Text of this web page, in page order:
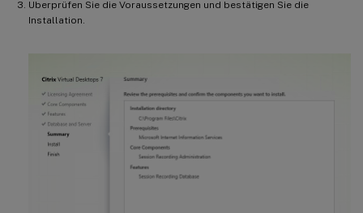
Überprüfen Sie die Voraussetzungen und bestätigen Sie die
Installation.